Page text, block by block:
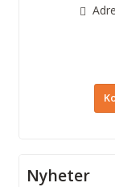
Nyheter